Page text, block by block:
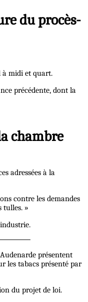
du procès-
à midi et quart.
précédente, dont la
chambre
adressées à la
contre les demandes
tulles. »
présentent
les tabacs présenté par
du projet de loi.